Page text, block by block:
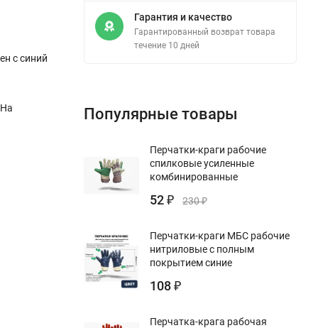
с синий
Гарантия и качество
Гарантированный возврат товара
течение 10 дней
Популярные товары
Перчатки-краги рабочие
спилковые усиленные
комбинированные
52 ₽ 230₽
Перчатки-краги МБС рабочие
нитриловые с полным
покрытием синие
108 ₽
Перчатка-крага рабочая